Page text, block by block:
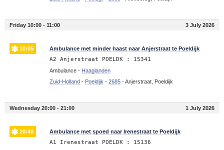
Friday 10:00 - 11:00 3 July 2026
10:05 Ambulance met minder haast naar Anjerstraat te Poeldijk
A2 Anjerstraat POELDK : 15341
Ambulance - Haaglanden
Zuid-Holland - Poeldijk- 2685-Anjerstraat, Poeldijk
Wednesday 20:00 - 21:00 1 July 2026
20:40 Ambulance met spoed naar Irenestraat te Poeldijk
A1 Irenestraat POELDK : 15136